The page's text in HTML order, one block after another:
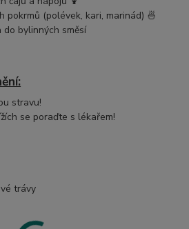
pokrmů (polévek, kari, marinád) 🍜
bylinných směsí
stravu!
se poraďte s lékařem!
trávy